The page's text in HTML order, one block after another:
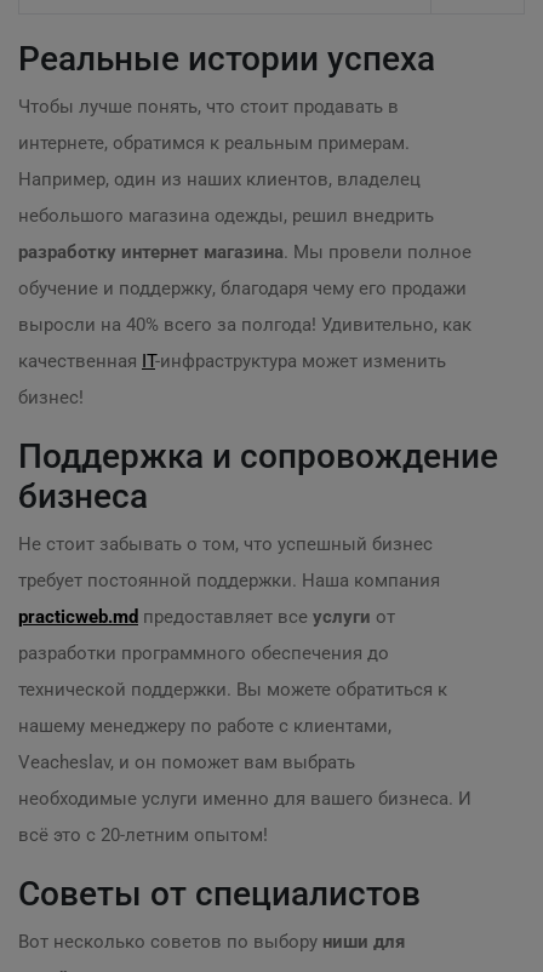
Реальные истории успеха
Чтобы лучше понять, что стоит продавать в
интернете, обратимся к реальным примерам.
Например, один из наших клиентов, владелец
небольшого магазина одежды, решил внедрить
разработку интернет магазина. Мы провели полное
обучение и поддержку, благодаря чему его продажи
выросли на 40% всего за полгода! Удивительно, как
качественная IT-инфраструктура может изменить
бизнес!
Поддержка и сопровождение
бизнеса
Не стоит забывать о том, что успешный бизнес
требует постоянной поддержки. Наша компания
practicweb.md предоставляет все услуги от
разработки программного обеспечения до
технической поддержки. Вы можете обратиться к
нашему менеджеру по работе с клиентами,
Veacheslav, и он поможет вам выбрать
необходимые услуги именно для вашего бизнеса. И
всё это с 20-летним опытом!
Советы от специалистов
Вот несколько советов по выбору ниши для